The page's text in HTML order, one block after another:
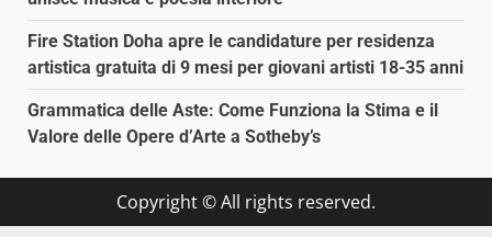
Fire Station Doha apre le candidature per residenza
artistica gratuita di 9 mesi per giovani artisti 18-35 anni
Grammatica delle Aste: Come Funziona la Stima e il
Valore delle Opere d’Arte a Sotheby’s
Copyright © All rights reserved.